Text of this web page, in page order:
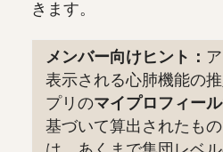
きます。
メンバー向けヒント：
表示される心肺機能の
プリのマイプロフィール
基づいて算出されたも